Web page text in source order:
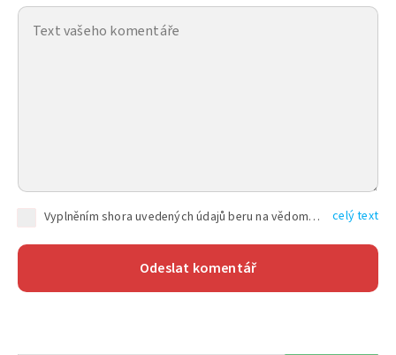
Vyplněním shora uvedených údajů beru na vědomí, že společnost TEXT FACTORY s.r.o., sídlem Brno, Durďákova 336/29, Černá Pole, PSČ: 613 00, IČ: 06157831, zapsané u Krajského soudu v Brně, oddíl C, vložka 100399, bude zpracovávat mé osobní údaje uvedené v rámci mnou vyplněného registračního formuláře na základě oprávněných zájmů TEXT FACTORY s.r.o. dle čl. 6 odst. 1 písm. f) GDPR a pro splnění právních povinností (čl. 6 odst. 1 písm. c) GDPR), a to pro tyto účely: nezbytnost zajistit oprávnění návštěvníka webových stránek provozovaných společností TEXT FACTORY s.r.o. přispívat aktivně ke zveřejněným článkům nebo v rámci diskusních fór a výkon práv TEXT FACTORY s.r.o. jako administrátora těchto diskusních fór. Více informací o zpracování osobních údajů a právech lze nalézt v celý text